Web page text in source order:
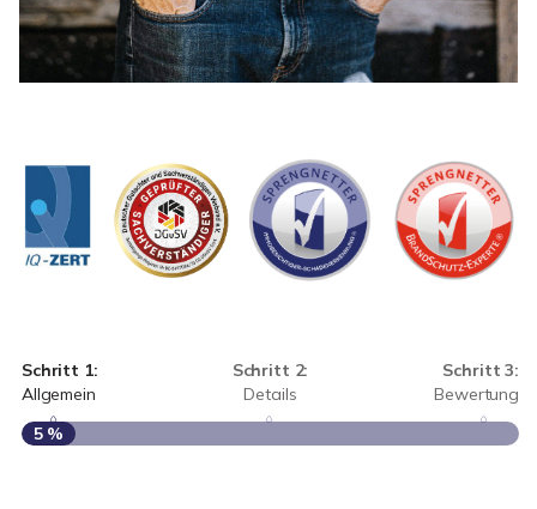
Schritt 1:
Allgemein
Schritt 2:
Details
Schritt 3:
Bewertung
5 %